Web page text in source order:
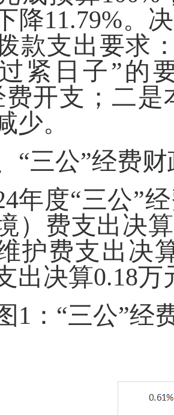
降11.79%。
款支出要求
紧日子”的
开支； 二是
少。
“三公”经费
年度“三公”
）费支出决算
护费支出决
出决算0.18万
1 ：“三公”